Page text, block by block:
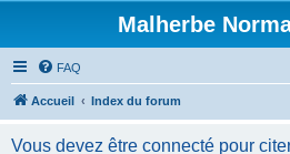
Malherbe
FAQ
Accueil Index du forum
Vous devez être connecté pour